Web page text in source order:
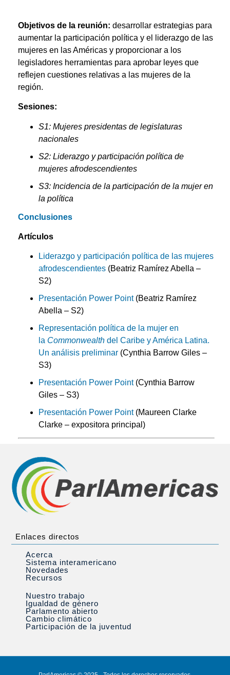
Objetivos de la reunión: desarrollar estrategias para
aumentar la participación política y el liderazgo de las
mujeres en las Américas y proporcionar a los
legisladores herramientas para aprobar leyes que
reflejen cuestiones relativas a las mujeres de la
región.
Sesiones:
S1: Mujeres presidentas de legislaturas
nacionales
S2: Liderazgo y participación política de
mujeres afrodescendientes
S3: Incidencia de la participación de la mujer en
la política
Conclusiones
Artículos
Liderazgo y participación política de las mujeres
afrodescendientes (Beatriz Ramírez Abella –
S2)
Presentación Power Point(Beatriz Ramírez
Abella – S2)
Representación política de la mujer en
la Commonwealth del Caribe y América Latina.
Un análisis preliminar (Cynthia Barrow Giles –
S3)
Presentación Power Point(Cynthia Barrow
Giles – S3)
Presentación Power Point(Maureen Clarke
Clarke – expositora principal)
Enlaces directos
Acerca
Sistema interamericano
Novedades
Recursos
Nuestro trabajo
Igualdad de género
Parlamento abierto
Cambio climático
Participación de la juventud